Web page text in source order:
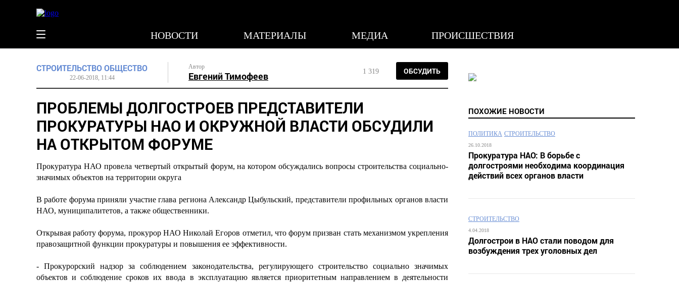
НОВОСТИ МАТЕРИАЛЫ МЕДИА ПРОИСШЕСТВИЯ
СТРОИТЕЛЬСТВООБЩЕСТВО
22-06-2018, 11:44
Автор
Евгений Тимофеев 1 319 ОБСУДИТЬ
ПРОБЛЕМЫ ДОЛГОСТРОЕВ ПРЕДСТАВИТЕЛИ
ПРОКУРАТУРЫ НАО И ОКРУЖНОЙ ВЛАСТИ ОБСУДИЛИ
НА ОТКРЫТОМ ФОРУМЕ
Прокуратура НАО провела четвертый открытый форум, на котором обсуждались вопросы строительства социально-
значимых объектов на территории округа
В работе форума приняли участие глава региона Александр Цыбульский, представители профильных органов власти
НАО, муниципалитетов, а также общественники.
Открывая работу форума, прокурор НАО Николай Егоров отметил, что форум призван стать механизмом укрепления
правозащитной функции прокуратуры и повышения ее эффективности.
- Прокурорский надзор за соблюдением законодательства, регулирующего строительство социально значимых
объектов и соблюдение сроков их ввода в эксплуатацию является приоритетным направлением в деятельности
ПОХОЖИЕ НОВОСТИ
ПОЛИТИКА СТРОИТЕЛЬСТВО
26.10.2018
Прокуратура НАО: В борьбе с
долгостроями необходима координация
действий всех органов власти
СТРОИТЕЛЬСТВО
4.04.2018
Долгострои в НАО стали поводом для
возбуждения трех уголовных дел